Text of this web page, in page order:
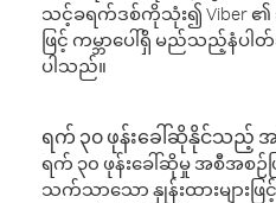
သင့်ခရက်ဒစ်ကိုသုံး၍ Viber ၏
ဖြင့် ကမ္ဘာပေါ်ရှိ မည်သည့်နံပါ
ပါသည်။
ရက် ၃၀ ဖုန်းခေါ်ဆိုနိုင်သည့် အ
ရက် ၃၀ ဖုန်းခေါ်ဆိုမှု အစီအစ
သက်သာသော နှုန်းထားများဖ